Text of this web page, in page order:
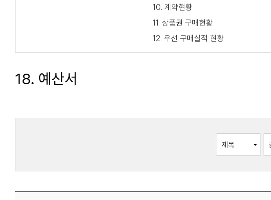
10. 계약현황
11. 상품권 구매현황
12. 우선 구매실적 현황
18. 예산서